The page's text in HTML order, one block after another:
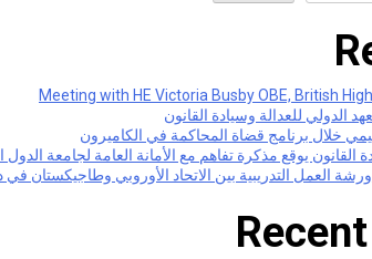
Meeting with HE Victoria Busby OBE, British
الدولي للعدالة وسيادة القانون
خلال برنامج قضاة المحاكمة في الكاميرون
القانون يوقع مذكرة تفاهم مع الأمانة العامة لجامعة الدول
العمل التدريبية بين الاتحاد الأوروبي وطاجيكستان في